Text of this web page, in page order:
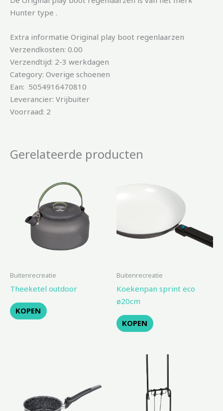
Hunter type .
Extra informatie Original play boot regenlaarzen
Verzendkosten: 0.00
Verzendtijd: 2-3 werkdagen
Category: Overige schoenen
Ean: 5054916470810
Leverancier: Vrijbuiter
Voorraad: 2
Gerelateerde producten
Buitenrecreatie
Theeketel outdoor
KOPEN
Buitenrecreatie
Koekenpan sprint eco
ø20cm
KOPEN